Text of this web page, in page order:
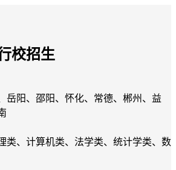
校招生
岳阳、邵阳、怀化、常德、郴州、益
类、计算机类、法学类、统计学类、数